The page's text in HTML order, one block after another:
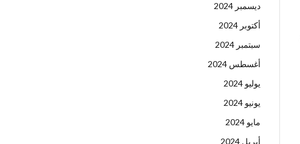
ديسمبر 2024
أكتوبر 2024
سبتمبر 2024
أغسطس 2024
يوليو 2024
يونيو 2024
مايو 2024
أبريل 2024